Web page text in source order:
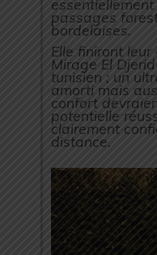
passages
bordelaises.
Elle finiront leur
Mirage El
tunisien ; un
amorti mais
confort
potentielle
clairement
distance.